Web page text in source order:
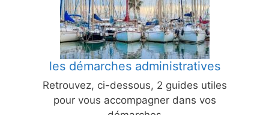
les démarches administratives
Retrouvez, ci-dessous, 2 guides utiles
pour vous accompagner dans vos